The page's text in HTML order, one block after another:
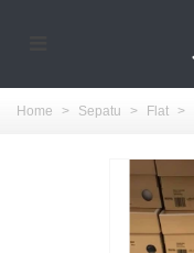
Home > Sepatu > Flat >